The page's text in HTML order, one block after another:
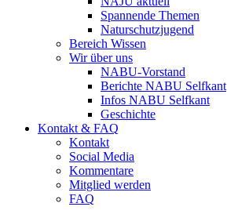
Spannende Themen
Naturschutzjugend
Bereich Wissen
Wir über uns
NABU-Vorstand
Berichte NABU Selfkant
Infos NABU Selfkant
Geschichte
Kontakt & FAQ
Kontakt
Social Media
Kommentare
Mitglied werden
FAQ